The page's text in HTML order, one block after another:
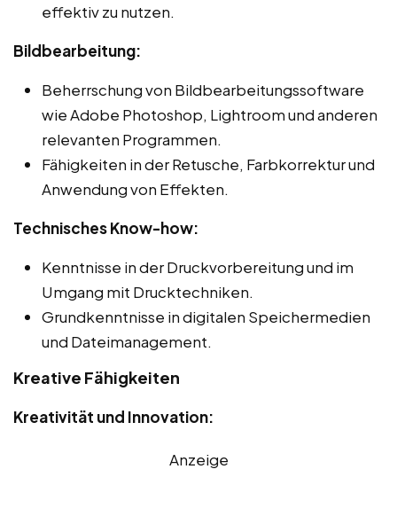
effektiv zu nutzen.
Bildbearbeitung:
Beherrschung von Bildbearbeitungssoftware
wie Adobe Photoshop, Lightroom und anderen
relevanten Programmen.
Fähigkeiten in der Retusche, Farbkorrektur und
Anwendung von Effekten.
Technisches Know-how:
Kenntnisse in der Druckvorbereitung und im
Umgang mit Drucktechniken.
Grundkenntnisse in digitalen Speichermedien
und Dateimanagement.
Kreative Fähigkeiten
Kreativität und Innovation:
Anzeige